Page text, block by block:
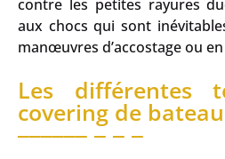
contre les petites rayures
aux chocs qui sont
manœuvres d’accostage ou
Les différentes
covering de bateau